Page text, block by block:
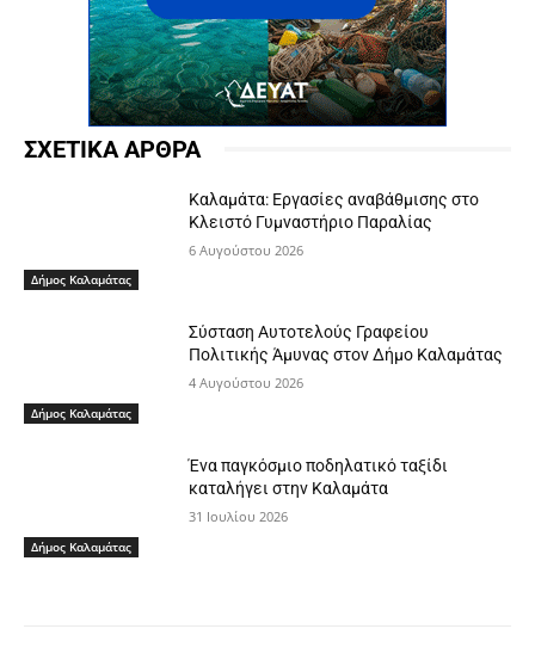
ΣΧΕΤΙΚΑ ΑΡΘΡΑ
Δήμος Καλαμάτας
Καλαμάτα: Εργασίες αναβάθμισης στο
Κλειστό Γυμναστήριο Παραλίας
6 Αυγούστου 2026
Δήμος Καλαμάτας
Σύσταση Αυτοτελούς Γραφείου
Πολιτικής Άμυνας στον Δήμο Καλαμάτας
4 Αυγούστου 2026
Δήμος Καλαμάτας
Ένα παγκόσμιο ποδηλατικό ταξίδι
καταλήγει στην Καλαμάτα
31 Ιουλίου 2026